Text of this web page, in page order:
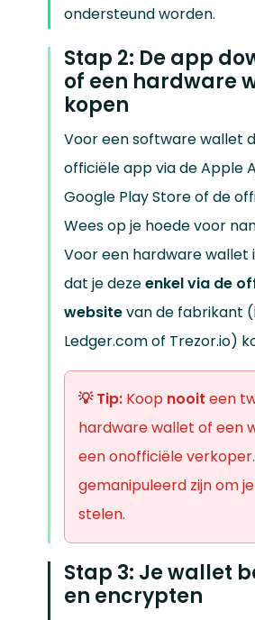
ondersteund worden.
Stap 2: De app
of een hardware
kopen
Voor een software wallet
officiële app via de Apple
Google Play Store of de
Wees op je hoede voor
Voor een hardware wallet
dat je dezeenkel via de
websitevan de fabrikant
Ledger.com of Trezor.io)
💡 Tip:Koop nooit een
hardware wallet of een
een onofficiële
gemanipuleerd zijn om
stelen.
Stap 3: Je wallet
en encrypten